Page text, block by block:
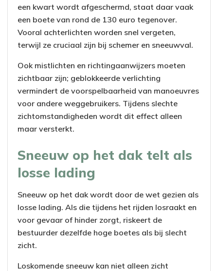
een kwart wordt afgeschermd, staat daar vaak
een boete van rond de 130 euro tegenover.
Vooral achterlichten worden snel vergeten,
terwijl ze cruciaal zijn bij schemer en sneeuwval.
Ook mistlichten en richtingaanwijzers moeten
zichtbaar zijn; geblokkeerde verlichting
vermindert de voorspelbaarheid van manoeuvres
voor andere weggebruikers. Tijdens slechte
zichtomstandigheden wordt dit effect alleen
maar versterkt.
Sneeuw op het dak telt als
losse lading
Sneeuw op het dak wordt door de wet gezien als
losse lading. Als die tijdens het rijden losraakt en
voor gevaar of hinder zorgt, riskeert de
bestuurder dezelfde hoge boetes als bij slecht
zicht.
Loskomende sneeuw kan niet alleen zicht